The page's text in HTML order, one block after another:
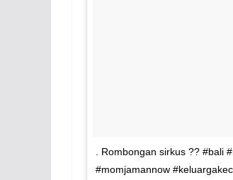
. Rombongan sirkus ?? #bali
#momjamannow